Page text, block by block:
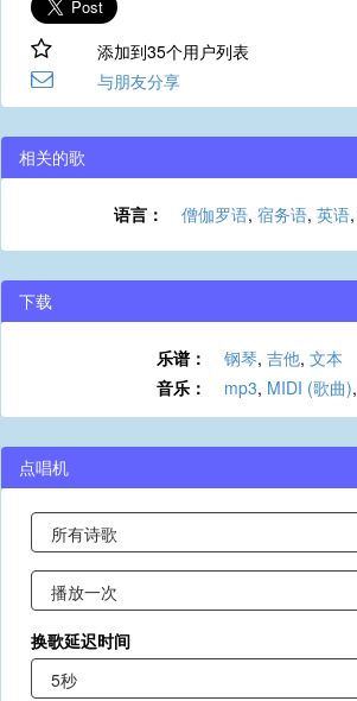
添加到35个用户列表
与朋友分享
相关的歌
语言： 僧伽罗语, 宿务语, 英语,
下载
乐谱： 钢琴, 吉他, 文本
音乐：
mp3, MIDI (歌曲),
点唱机
换歌延迟时间